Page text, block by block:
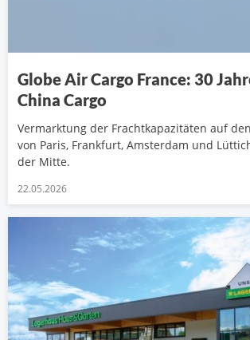
Globe Air Cargo France: 30
China Cargo
Vermarktung der Frachtkapazitäten auf
von Paris, Frankfurt, Amsterdam und
der Mitte.
22.05.2026